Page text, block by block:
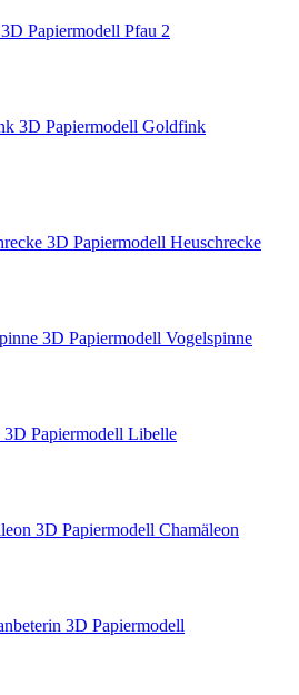
3D Papiermodell Pfau 2
3D Papiermodell Goldfink
3D Papiermodell Heuschrecke
3D Papiermodell Vogelspinne
3D Papiermodell Libelle
3D Papiermodell Chamäleon
3D Papiermodell